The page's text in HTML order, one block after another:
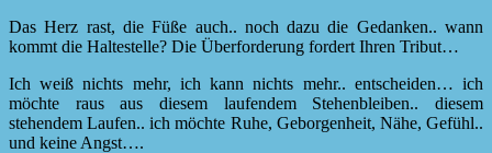
Das Herz rast, die Füße auch.. noch dazu die Gedanken.. wann
kommt die Haltestelle? Die Überforderung fordert Ihren Tribut…
Ich weiß nichts mehr, ich kann nichts mehr.. entscheiden… ich
möchte raus aus diesem laufendem Stehenbleiben.. diesem
stehendem Laufen.. ich möchte Ruhe, Geborgenheit, Nähe, Gefühl..
und keine Angst….